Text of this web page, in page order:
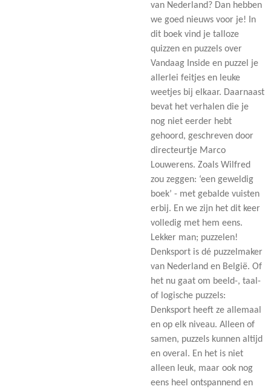
van Nederland? Dan hebben
we goed nieuws voor je! In
dit boek vind je talloze
quizzen en puzzels over
Vandaag Inside en puzzel je
allerlei feitjes en leuke
weetjes bij elkaar. Daarnaast
bevat het verhalen die je
nog niet eerder hebt
gehoord, geschreven door
directeurtje Marco
Louwerens. Zoals Wilfred
zou zeggen: ‘een geweldig
boek’ - met gebalde vuisten
erbij. En we zijn het dit keer
volledig met hem eens.
Lekker man; puzzelen!
Denksport is dé puzzelmaker
van Nederland en België. Of
het nu gaat om beeld-, taal-
of logische puzzels:
Denksport heeft ze allemaal
en op elk niveau. Alleen of
samen, puzzels kunnen altijd
en overal. En het is niet
alleen leuk, maar ook nog
eens heel ontspannend en